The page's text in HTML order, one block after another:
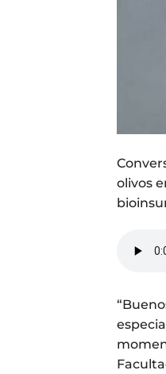
olivos